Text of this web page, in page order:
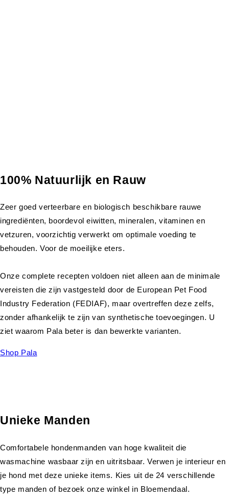
100% Natuurlijk en Rauw
Zeer goed verteerbare en biologisch beschikbare rauwe
ingrediënten, boordevol eiwitten, mineralen, vitaminen en
vetzuren, voorzichtig verwerkt om optimale voeding te
behouden. Voor de moeilijke eters.
Onze complete recepten voldoen niet alleen aan de minimale
vereisten die zijn vastgesteld door de European Pet Food
Industry Federation (FEDIAF), maar overtreffen deze zelfs,
zonder afhankelijk te zijn van synthetische toevoegingen. U
ziet waarom Pala beter is dan bewerkte varianten.
Shop Pala
Unieke Manden
Comfortabele hondenmanden van hoge kwaliteit die
wasmachine wasbaar zijn en uitritsbaar. Verwen je interieur en
je hond met deze unieke items. Kies uit de 24 verschillende
type manden of bezoek onze winkel in Bloemendaal.